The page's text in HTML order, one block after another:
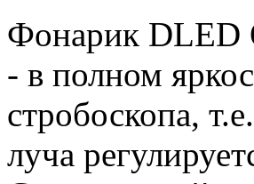
Фонарик DLED
- в полном
стробоскопа,
луча